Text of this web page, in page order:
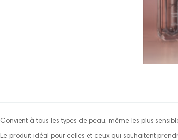
Convient à tous les types de peau, même les plus
Le produit idéal pour celles et ceux qui souhaitent